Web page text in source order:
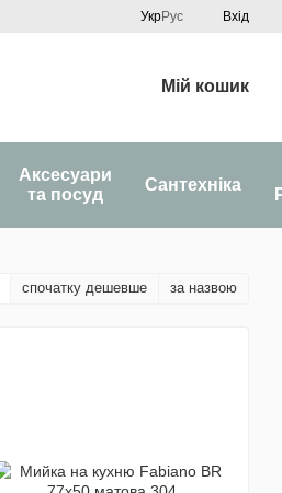
УкрРус Вхід
Мій кошик
Аксесуари
та посуд
Сантехніка
спочатку дешевше за назвою